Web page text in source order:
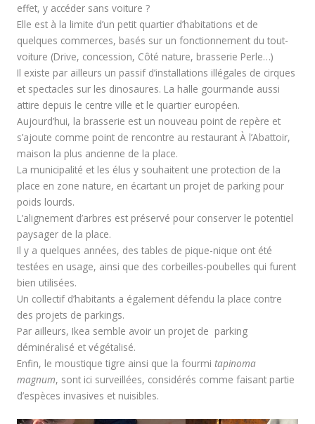
effet, y accéder sans voiture ?
Elle est à la limite d’un petit quartier d’habitations et de
quelques commerces, basés sur un fonctionnement du tout-
voiture (Drive, concession, Côté nature, brasserie Perle…)
Il existe par ailleurs un passif d’installations illégales de cirques
et spectacles sur les dinosaures. La halle gourmande aussi
attire depuis le centre ville et le quartier européen.
Aujourd’hui, la brasserie est un nouveau point de repère et
s’ajoute comme point de rencontre au restaurant À l’Abattoir,
maison la plus ancienne de la place.
La municipalité et les élus y souhaitent une protection de la
place en zone nature, en écartant un projet de parking pour
poids lourds.
L’alignement d’arbres est préservé pour conserver le potentiel
paysager de la place.
Il y a quelques années, des tables de pique-nique ont été
testées en usage, ainsi que des corbeilles-poubelles qui furent
bien utilisées.
Un collectif d’habitants a également défendu la place contre
des projets de parkings.
Par ailleurs, Ikea semble avoir un projet de parking
déminéralisé et végétalisé.
Enfin, le moustique tigre ainsi que la fourmi tapinoma
magnum, sont ici surveillées, considérés comme faisant partie
d’espèces invasives et nuisibles.